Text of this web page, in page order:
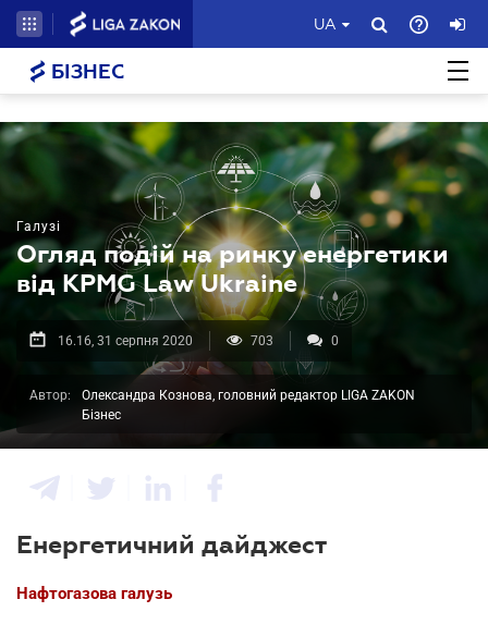
UA
БІЗНЕС
Галузі
Огляд подій на ринку енергетики
від KPMG Law Ukraine
16.16, 31 серпня 2020 703 0
Автор:
Олександра Кознова, головний редактор LIGA ZAKON
Бізнес
Енергетичний дайджест
Нафтогазова галузь